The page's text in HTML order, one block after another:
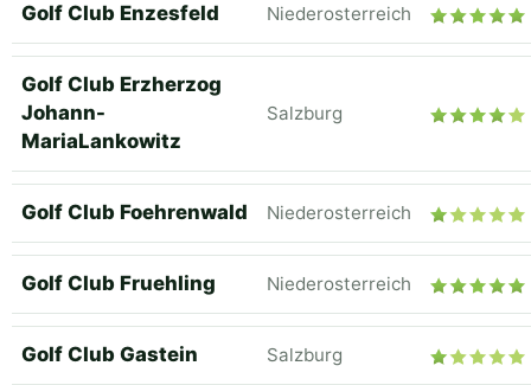
Golf Club Enzesfeld Niederosterreich
Golf Club Erzherzog
Johann-
MariaLankowitz
Salzburg
Golf Club Foehrenwald Niederosterreich
Golf Club Fruehling Niederosterreich
Golf Club Gastein Salzburg